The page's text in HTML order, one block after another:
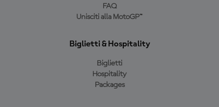
FAQ
Unisciti alla MotoGP™
Biglietti & Hospitality
Biglietti
Hospitality
Packages